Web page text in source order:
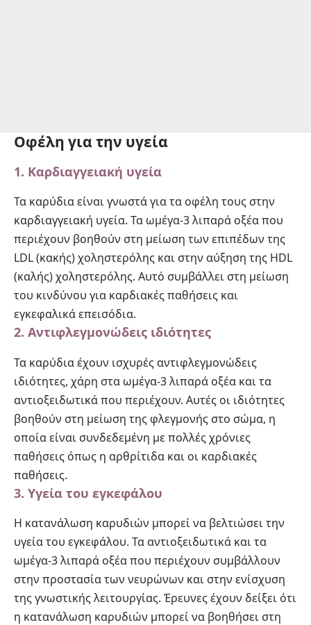
Οφέλη για την υγεία
1. Καρδιαγγειακή υγεία
Τα καρύδια είναι γνωστά για τα οφέλη τους στην
καρδιαγγειακή υγεία. Τα ωμέγα-3 λιπαρά οξέα που
περιέχουν βοηθούν στη μείωση των επιπέδων της
LDL (κακής) χοληστερόλης και στην αύξηση της HDL
(καλής) χοληστερόλης. Αυτό συμβάλλει στη μείωση
του κινδύνου για καρδιακές παθήσεις και
εγκεφαλικά επεισόδια.
2. Αντιφλεγμονώδεις ιδιότητες
Τα καρύδια έχουν ισχυρές αντιφλεγμονώδεις
ιδιότητες, χάρη στα ωμέγα-3 λιπαρά οξέα και τα
αντιοξειδωτικά που περιέχουν. Αυτές οι ιδιότητες
βοηθούν στη μείωση της φλεγμονής στο σώμα, η
οποία είναι συνδεδεμένη με πολλές χρόνιες
παθήσεις όπως η αρθρίτιδα και οι καρδιακές
παθήσεις.
3. Υγεία του εγκεφάλου
Η κατανάλωση καρυδιών μπορεί να βελτιώσει την
υγεία του εγκεφάλου. Τα αντιοξειδωτικά και τα
ωμέγα-3 λιπαρά οξέα που περιέχουν συμβάλλουν
στην προστασία των νευρώνων και στην ενίσχυση
της γνωστικής λειτουργίας. Έρευνες έχουν δείξει ότι
η κατανάλωση καρυδιών μπορεί να βοηθήσει στη